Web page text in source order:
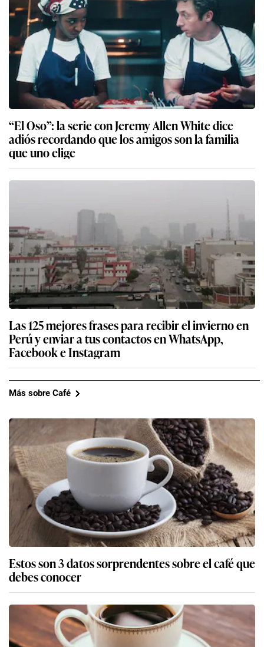
“El Oso”: la serie con Jeremy Allen White dice
adiós recordando que los amigos son la familia
que uno elige
Las 125 mejores frases para recibir el invierno en
Perú y enviar a tus contactos en WhatsApp,
Facebook e Instagram
Más sobre Café
Estos son 3 datos sorprendentes sobre el café que
debes conocer